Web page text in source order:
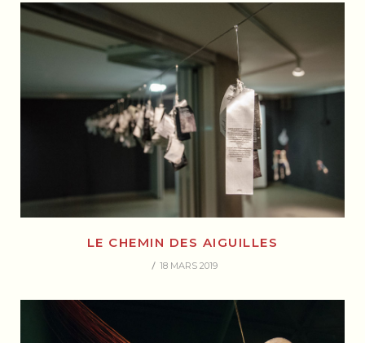
LE CHEMIN DES AIGUILLES
18 MARS 2019